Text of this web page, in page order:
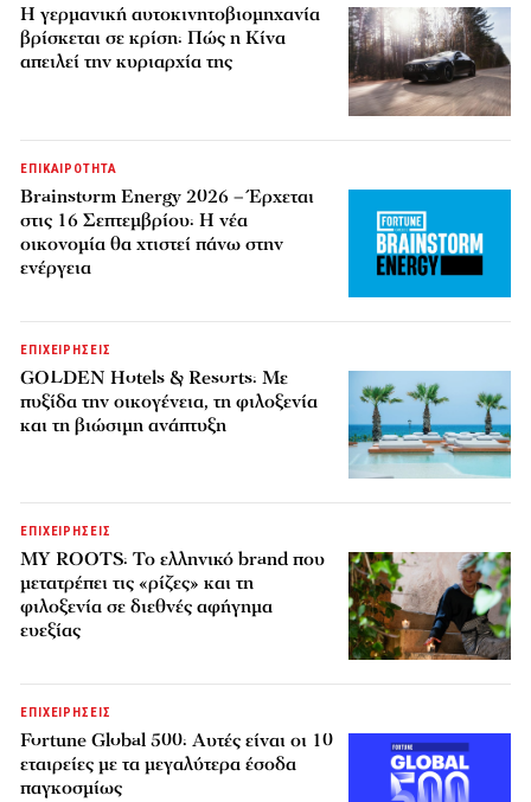
Η γερμανική αυτοκινητοβιομηχανία
βρίσκεται σε κρίση: Πώς η Κίνα
απειλεί την κυριαρχία της
ΕΠΙΚΑΙΡΟΤΗΤΑ
Brainstorm Energy 2026 – Έρχεται
στις 16 Σεπτεμβρίου: Η νέα
οικονομία θα χτιστεί πάνω στην
ενέργεια
ΕΠΙΧΕΙΡΗΣΕΙΣ
GOLDEN Hotels & Resorts: Με
πυξίδα την οικογένεια, τη φιλοξενία
και τη βιώσιμη ανάπτυξη
ΕΠΙΧΕΙΡΗΣΕΙΣ
MY ROOTS: Το ελληνικό brand που
μετατρέπει τις «ρίζες» και τη
φιλοξενία σε διεθνές αφήγημα
ευεξίας
ΕΠΙΧΕΙΡΗΣΕΙΣ
Fortune Global 500: Αυτές είναι οι 10
εταιρείες με τα μεγαλύτερα έσοδα
παγκοσμίως